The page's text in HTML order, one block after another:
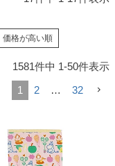
価格が高い順
1581件中 1-50件表示
1
2 … 32